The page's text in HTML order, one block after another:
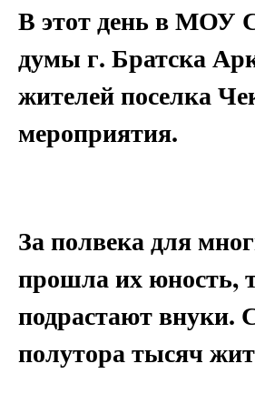
В этот день в МОУ
думы г. Братска
жителей поселка
мероприятия.
За полвека для
прошла их юность,
подрастают внуки.
полутора тысяч